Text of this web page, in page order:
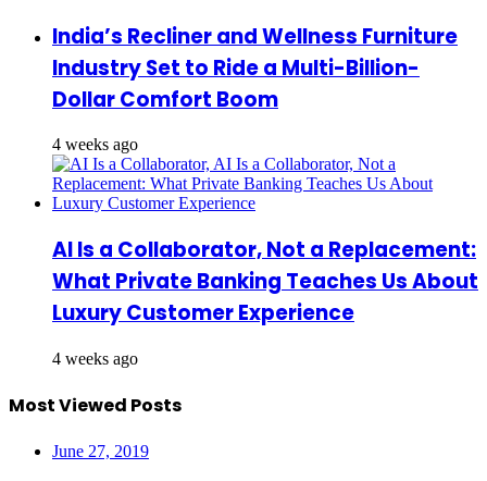
India’s Recliner and Wellness Furniture
Industry Set to Ride a Multi-Billion-
Dollar Comfort Boom
4 weeks ago
AI Is a Collaborator, Not a Replacement:
What Private Banking Teaches Us About
Luxury Customer Experience
4 weeks ago
Most Viewed Posts
June 27, 2019